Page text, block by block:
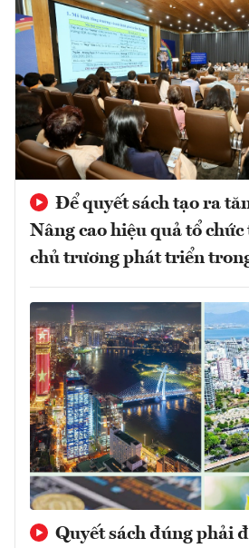
Để quyết sách tạo ra
Nâng cao hiệu quả tổ chức
chủ trương phát triển
Quyết sách đúng phải